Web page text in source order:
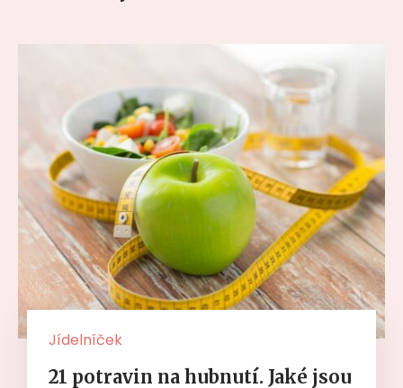
Jídelníček
21 potravin na hubnutí. Jaké jsou